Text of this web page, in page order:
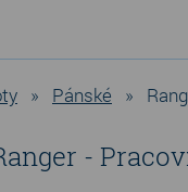
» Pánské »
-